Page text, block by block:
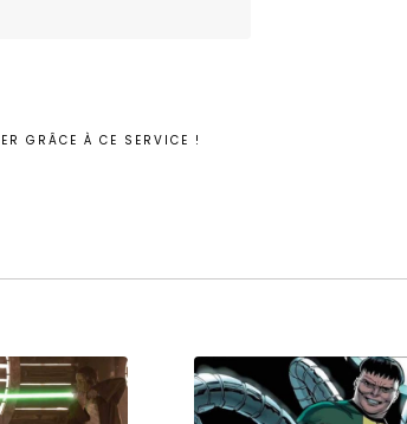
GRÂCE À CE SERVICE !